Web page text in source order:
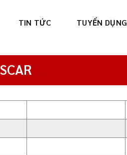
TIN TỨC TUYỂN DỤNG